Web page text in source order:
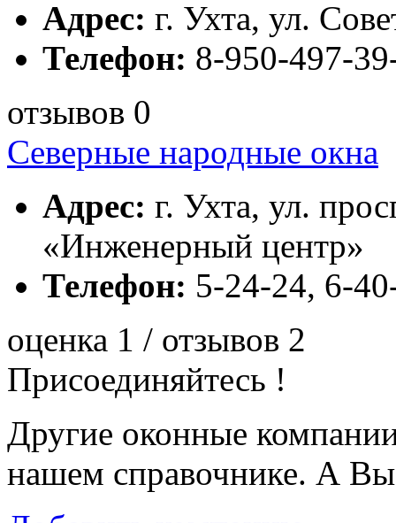
Адрес: г. Ухта, ул.
Телефон: 8-950-497-
отзывов 0
Северные народные окна
Адрес: г. Ухта, ул.
«Инженерный центр»
Телефон: 5-24-24, 6-
оценка 1 / отзывов 2
Присоединяйтесь !
Другие оконные
нашем справочнике. А